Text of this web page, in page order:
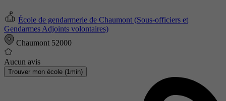
École de gendarmerie de Chaumont (Sous-officiers et
Gendarmes Adjoints volontaires)
Chaumont 52000
Aucun avis
Trouver mon école (1min)